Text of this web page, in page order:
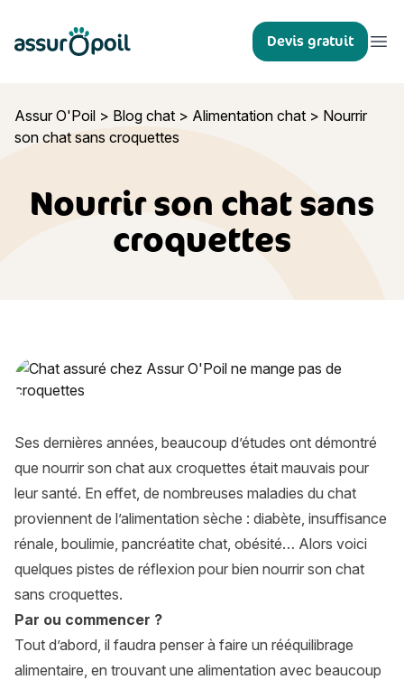
Assur O'Poil Devis gratuit
Assur O'Poil > Blog chat > Alimentation chat > Nourrir
son chat sans croquettes
Nourrir son chat sans
croquettes
Nourrir son chat sans croquettes
Ses dernières années, beaucoup d’études ont démontré
que nourrir son chat aux croquettes était mauvais pour
leur santé. En effet, de nombreuses maladies du chat
proviennent de l’alimentation sèche : diabète, insuffisance
rénale, boulimie, pancréatite chat, obésité… Alors voici
quelques pistes de réflexion pour bien nourrir son chat
sans croquettes.
Par ou commencer ?
Tout d’abord, il faudra penser à faire un rééquilibrage
alimentaire, en trouvant une alimentation avec beaucoup